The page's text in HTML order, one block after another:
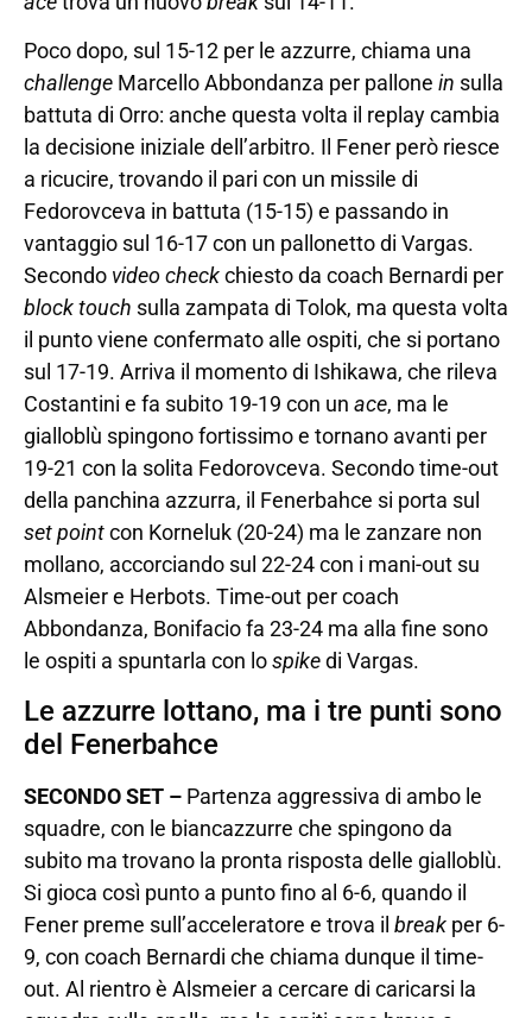
Poco dopo, sul 15-12 per le azzurre, chiama una
challenge Marcello Abbondanza per pallone in sulla
battuta di Orro: anche questa volta il replay cambia
la decisione iniziale dell’arbitro. Il Fener però riesce
a ricucire, trovando il pari con un missile di
Fedorovceva in battuta (15-15) e passando in
vantaggio sul 16-17 con un pallonetto di Vargas.
Secondo video checkchiesto da coach Bernardi per
block touch sulla zampata di Tolok, ma questa volta
il punto viene confermato alle ospiti, che si portano
sul 17-19. Arriva il momento di Ishikawa, che rileva
Costantini e fa subito 19-19 con un ace, ma le
gialloblù spingono fortissimo e tornano avanti per
19-21 con la solita Fedorovceva. Secondo time-out
della panchina azzurra, il Fenerbahce si porta sul
set pointcon Korneluk (20-24) ma le zanzare non
mollano, accorciando sul 22-24 con i mani-out su
Alsmeier e Herbots. Time-out per coach
Abbondanza, Bonifacio fa 23-24 ma alla fine sono
le ospiti a spuntarla con lospikedi Vargas.
Le azzurre lottano, ma i tre punti sono
del Fenerbahce
SECONDO SET – Partenza aggressiva di ambo le
squadre, con le biancazzurre che spingono da
subito ma trovano la pronta risposta delle gialloblù.
Si gioca così punto a punto fino al 6-6, quando il
Fener preme sull’acceleratore e trova il break per 6-
9, con coach Bernardi che chiama dunque il time-
out. Al rientro è Alsmeier a cercare di caricarsi la